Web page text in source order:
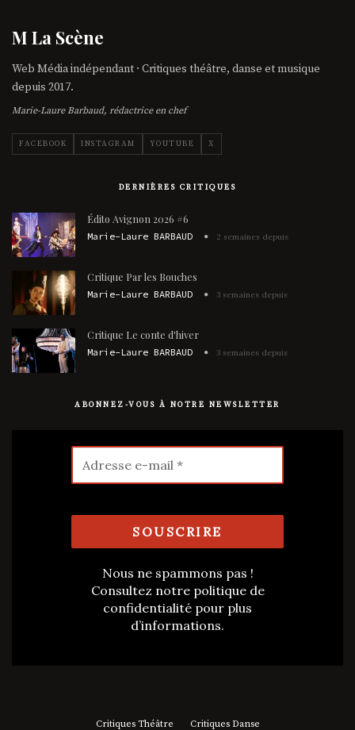
M La Scène
Web Média indépendant · Critiques théâtre, danse et musique
depuis 2017.
Marie-Laure Barbaud, rédactrice en chef
FACEBOOK INSTAGRAM YOUTUBE X
DERNIÈRES CRITIQUES
Édito Avignon 2026 #6
Marie-Laure BARBAUD 2 semaines depuis
Critique Par les Bouches
Marie-Laure BARBAUD 3 semaines depuis
Critique Le conte d'hiver
Marie-Laure BARBAUD 3 semaines depuis
ABONNEZ-VOUS À NOTRE NEWSLETTER
Nous ne spammons pas !
Consultez notre politique de
confidentialité pour plus
d’informations.
Critiques Théâtre Critiques Danse